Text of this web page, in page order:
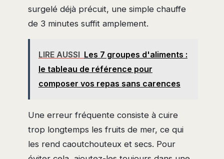
surgelé déjà précuit, une simple chauffe
de 3 minutes suffit amplement.
LIRE AUSSI Les 7 groupes d'aliments :
le tableau de référence pour
composer vos repas sans carences
Une erreur fréquente consiste à cuire
trop longtemps les fruits de mer, ce qui
les rend caoutchouteux et secs. Pour